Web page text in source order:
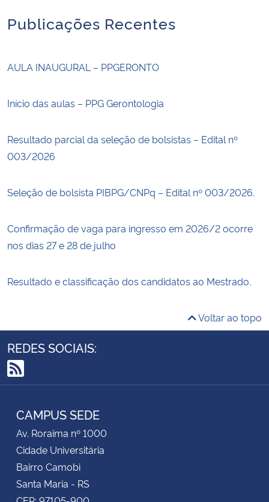
Publicações Recentes
AULA INAUGURAL – PPGERONTO
Início das aulas – PPG Gerontologia
Resultado parcial da seleção de bolsistas – Edital nº
003/2026
Seleção de bolsista PIBPG/CNPq – Edital nº 003/2026.
Confirmação de vaga para ingresso em 2026/2 ocorre
nos dias 27 e 28 de julho
Resultado e classificação dos candidatos ao Mestrado.
Voltar ao topo
REDES SOCIAIS:
RSS
CAMPUS SEDE
Av. Roraima nº 1000
Cidade Universitária
Bairro Camobi
Santa Maria - RS